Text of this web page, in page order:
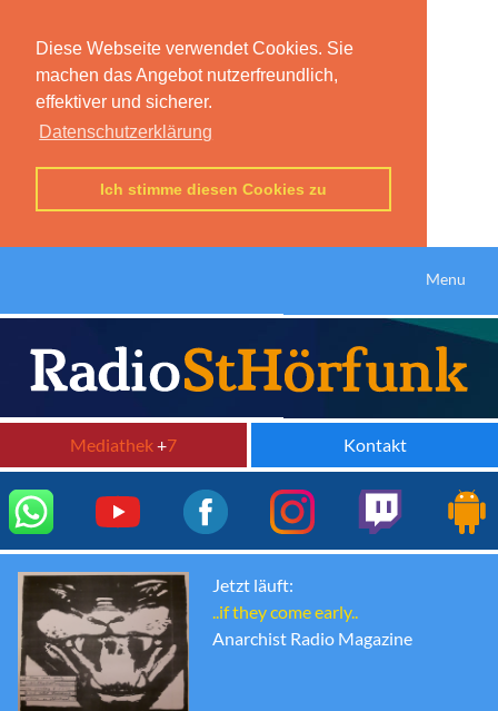
Diese Webseite verwendet Cookies. Sie
machen das Angebot nutzerfreundlich,
effektiver und sicherer.
Datenschutzerklärung
Ich stimme diesen Cookies zu
Menu
Mediathek+7 Kontakt
Jetzt läuft:
..if they come early..
Anarchist Radio Magazine